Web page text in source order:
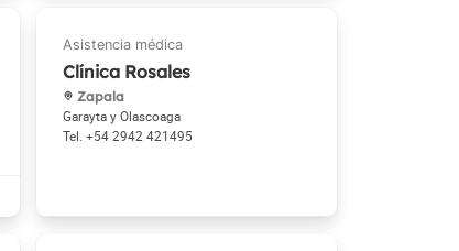
Clínica Rosales
Zapala
Garayta y Olascoaga
+54 2942 421495